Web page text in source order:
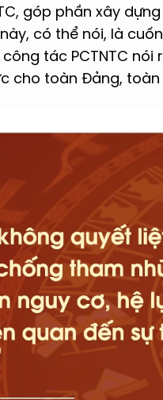
góp phần xây
có thể nói, là
tác PCTNTC nói
cho toàn Đảng, toàn